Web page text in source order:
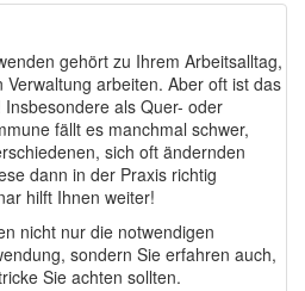
gehört zu Ihrem Arbeitsalltag,
arbeiten. Aber oft ist das
als Quer- oder
fällt es manchmal schwer,
sich oft ändernden
dann in der Praxis richtig
hilft Ihnen weiter!
nicht nur die notwendigen
sondern Sie erfahren auch,
Sie achten sollten.